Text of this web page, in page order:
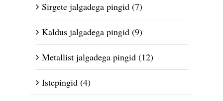
Sirgete jalgadega pingid (7)
Kaldus jalgadega pingid (9)
Metallist jalgadega pingid (12)
Istepingid (4)